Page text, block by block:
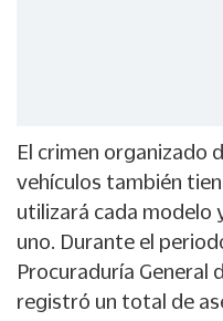
El crimen organizado
vehículos también
utilizará cada modelo
uno. Durante el
Procuraduría General
registró un total de